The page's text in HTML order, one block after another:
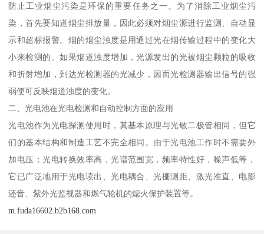
防止工业烟尘污染是环保的重要任务之一。为了消除工业烟尘污
染，首先要知道烟尘排放量，因此必须对烟尘源进行监测、自动显
示和超标报警。烟的烟尘浊度是用通过光在烟传输过程中的变化大
小来检测的。如果烟道浊度增加，光源发出的光被烟尘颗粒的吸收
和折射增加，到达光检测器的光减少，因而光检测器输出信号的强
弱便可反映烟道浊度的变化。
二、光电池在光电检测和自动控制方面的应用
光电池作为光电探测使用时，其基本原理与光敏二极管相同，但它
们的基本结构和制造工艺不完全相同。由于光电池工作时不需要外
加电压；光电转换效率高，光谱范围宽，频率特性好，噪声低等，
它已广泛地用于光电读出、光电耦合、光栅测距、激光准直、电影
还音、紫外光监视器和燃气轮机的熄火保护装置等。
m.fuda16602.b2b168.com